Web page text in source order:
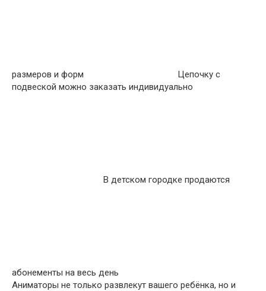
размеров и форм
Цепочку с
подвеской можно заказать индивидуально
В детском городке продаются
абонементы на весь день
Аниматоры не только развлекут вашего ребёнка, но и